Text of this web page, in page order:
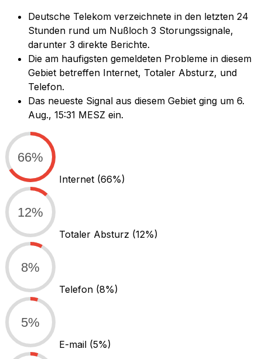
Deutsche Telekom verzeichnete in den letzten 24
Stunden rund um Nußloch 3 Storungssignale,
darunter 3 direkte Berichte.
Die am haufigsten gemeldeten Probleme in diesem
Gebiet betreffen Internet, Totaler Absturz, und
Telefon.
Das neueste Signal aus diesem Gebiet ging um 6.
Aug., 15:31 MESZ ein.
66%
Internet (66%)
12%
Totaler Absturz (12%)
8%
Telefon (8%)
5%
E-mail (5%)